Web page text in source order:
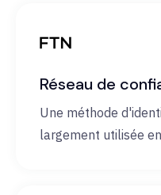
Réseau de
Une méthode
largement utilisée